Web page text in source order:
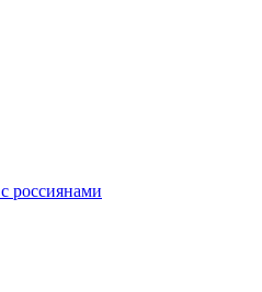
россиянами